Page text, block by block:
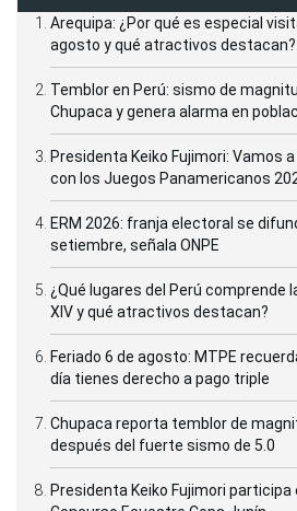
Arequipa: ¿Por qué es especial
agosto y qué atractivos destacan?
Temblor en Perú: sismo de
Chupaca y genera alarma en
Presidenta Keiko Fujimori: Vamos
con los Juegos Panamericanos
ERM 2026: franja electoral se
setiembre, señala ONPE
¿Qué lugares del Perú comprende
XIV y qué atractivos destacan?
Feriado 6 de agosto: MTPE
día tienes derecho a pago triple
Chupaca reporta temblor de
después del fuerte sismo de 5.0
Presidenta Keiko Fujimori participa